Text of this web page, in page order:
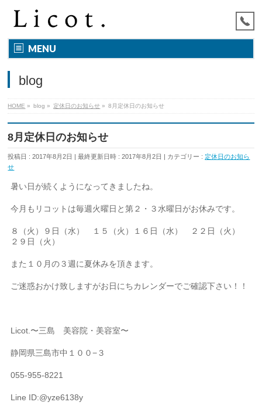
MENU
blog
HOME » blog » 定休日のお知らせ » 8月定休日のお知らせ
8月定休日のお知らせ
投稿日 : 2017年8月2日 最終更新日時 : 2017年8月2日 カテゴリー :定休日のお知ら
せ
暑い日が続くようになってきましたね。
今月もリコットは毎週火曜日と第２・３水曜日がお休みです。
８（火）９日（水） １５（火）１６日（水） ２２日（火）
２９日（火）
また１０月の３週に夏休みを頂きます。
ご迷惑おかけ致しますがお日にちカレンダーでご確認下さい！！
Licot.〜三島 美容院・美容室〜
静岡県三島市中１００−３
055-955-8221
Line ID:@yze6138y